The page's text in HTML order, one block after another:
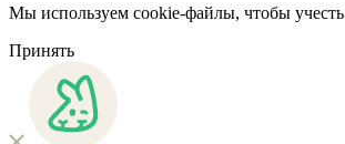
Мы используем cookie-файлы, чтобы
Принять